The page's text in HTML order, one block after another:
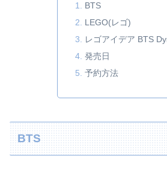
BTS
LEGO(レゴ)
レゴアイデア BTS
発売日
予約方法
BTS